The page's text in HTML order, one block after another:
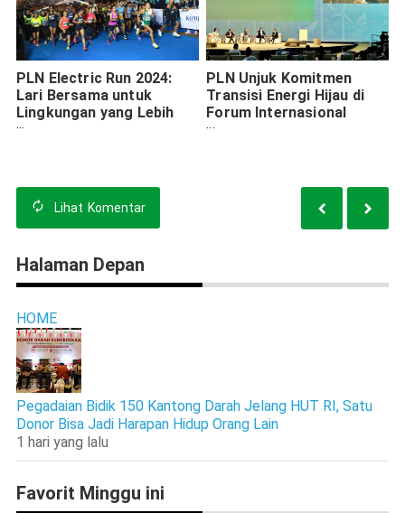
PLN Electric Run 2024:
Lari Bersama untuk
Lingkungan yang Lebih
Bersih, Berhadiah
PLN Unjuk Komitmen
Transisi Energi Hijau di
Forum Internasional
COP29
Lihat Komentar
Halaman Depan
HOME
Pegadaian Bidik 150 Kantong Darah Jelang HUT RI, Satu
Donor Bisa Jadi Harapan Hidup Orang Lain
1 hari yang lalu
Favorit Minggu ini